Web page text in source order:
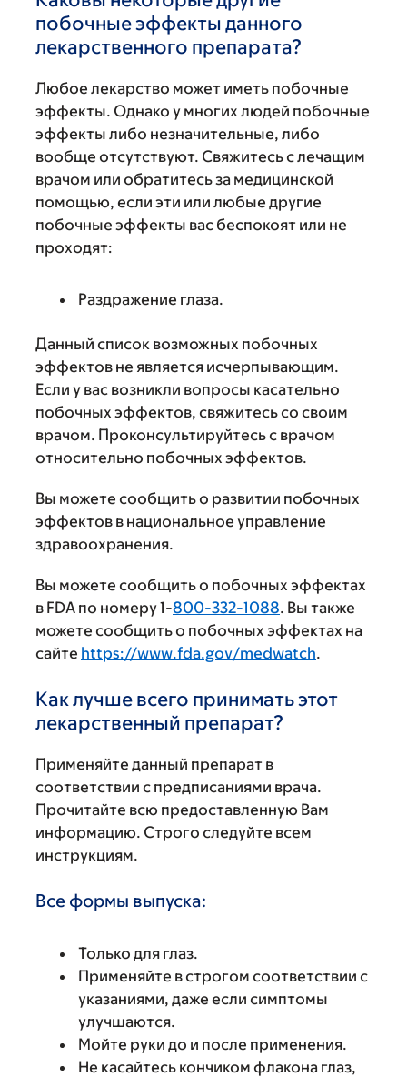
побочные эффекты данного
лекарственного препарата?
Любое лекарство может иметь побочные
эффекты. Однако у многих людей побочные
эффекты либо незначительные, либо
вообще отсутствуют. Свяжитесь с лечащим
врачом или обратитесь за медицинской
помощью, если эти или любые другие
побочные эффекты вас беспокоят или не
проходят:
Раздражение глаза.
Данный список возможных побочных
эффектов не является исчерпывающим.
Если у вас возникли вопросы касательно
побочных эффектов, свяжитесь со своим
врачом. Проконсультируйтесь с врачом
относительно побочных эффектов.
Вы можете сообщить о развитии побочных
эффектов в национальное управление
здравоохранения.
Вы можете сообщить о побочных эффектах
в FDA по номеру 1-800-332-1088. Вы также
можете сообщить о побочных эффектах на
сайте https://www.fda.gov/medwatch.
Как лучше всего принимать этот
лекарственный препарат?
Применяйте данный препарат в
соответствии с предписаниями врача.
Прочитайте всю предоставленную Вам
информацию. Строго следуйте всем
инструкциям.
Все формы выпуска:
Только для глаз.
Применяйте в строгом соответствии с
указаниями, даже если симптомы
улучшаются.
Мойте руки до и после применения.
Не касайтесь кончиком флакона глаз,